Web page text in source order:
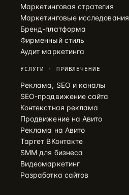
Маркетинговая стратегия
Маркетинговые исследования
Бренд-платформа
Фирменный стиль
Аудит маркетинга
УСЛУГИ · ПРИВЛЕЧЕНИЕ
Реклама, SEO и каналы
SEO-продвижение сайта
Контекстная реклама
Продвижение на Авито
Реклама на Авито
Таргет ВКонтакте
SMM для бизнеса
Видеомаркетинг
Разработка сайтов